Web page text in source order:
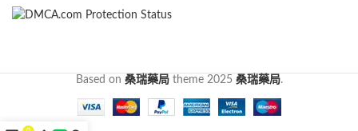
Based on 桑瑞藥局theme2025 桑瑞藥局.